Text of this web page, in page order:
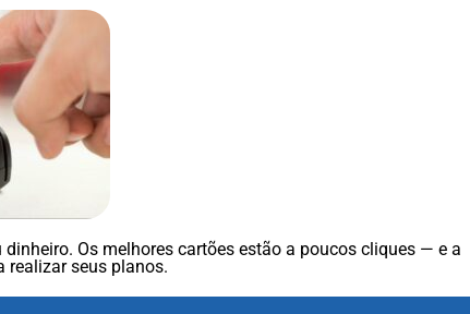
Os melhores cartões estão a poucos cliques — e a
realizar seus planos.